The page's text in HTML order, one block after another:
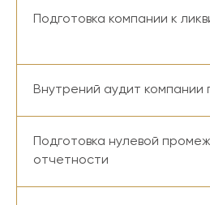
Подготовка компании к
Внутрений аудит компании
Подготовка нулевой
отчетности